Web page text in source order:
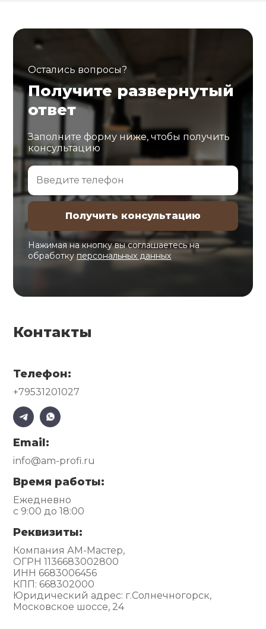
Остались вопросы?
Получите развернутый
ответ
Заполните форму ниже, чтобы получить
консультацию
Нажимая на кнопку вы соглашаетесь на
обработкуперсональных данных
Контакты
Телефон:
+79531201027
Email:
info@am-profi.ru
Время работы:
Ежедневно
с 9:00 до 18:00
Реквизиты:
Компания АМ-Мастер,
ОГРН 1136683002800
ИНН 6683006456
КПП: 668302000
Юридический адрес: г.Солнечногорск,
Московское шоссе, 24